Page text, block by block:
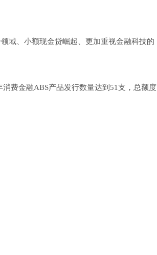
域、小额现金贷崛起、更加重视金融科技的
费金融ABS产品发行数量达到51支，总额度